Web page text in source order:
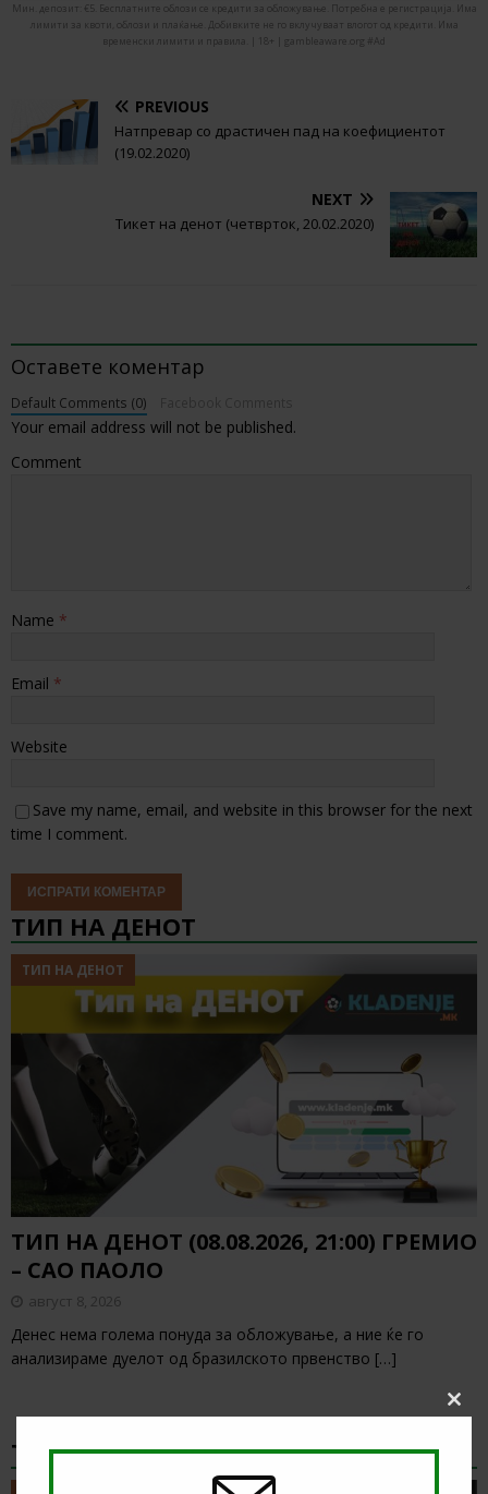
Мин. депозит: €5. Бесплатните облози се кредити за обложување. Потребна е регистрација. Има
лимити за квоти, облози и плаќање. Добивките не го вклучуваат влогот од кредити. Има
временски лимити и правила. | 18+ | gambleaware.org #Ad
PREVIOUS
Натпревар со драстичен пад на коефициентот
(19.02.2020)
NEXT
Тикет на денот (четврток, 20.02.2020)
Оставете коментар
Default Comments (0)
Your email address will not be published.
Comment
Name *
Email *
Website
Save my name, email, and website in this browser for the next
time I comment.
ТИП НА ДЕНОТ
ТИП НА ДЕНОТ
ТИП НА ДЕНОТ (08.08.2026, 21:00) ГРЕМИО
– САО ПАОЛО
август 8, 2026
Денес нема голема понуда за обложување, а ние ќе го
анализираме дуелот од бразилското првенство […]
ТИКЕТ НА ДЕНОТ
Close